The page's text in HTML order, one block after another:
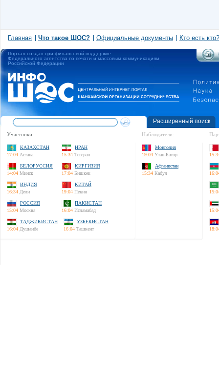
Главная Что такое ШОС? Официальные документы Кто есть кто?
Портал создан при финансовой поддержке
Федерального агентства по печати и массовым коммуникациям
Российской Федерации
Расширенный поиск
Участники:
КАЗАХСТАН
17:04 Астана
ИРАН
15:34 Тегеран
БЕЛОРУССИЯ
14:04 Минск
КИРГИЗИЯ
17:04 Бишкек
ИНДИЯ
16:34 Дели
КИТАЙ
19:04 Пекин
РОССИЯ
15:04 Москва
ПАКИСТАН
16:04 Исламабад
ТАДЖИКИСТАН
16:04 Душанбе
УЗБЕКИСТАН
16:04 Ташкент
Наблюдатели:
Монголия
19:04 Улан-Батор
Афганистан
15:34 Кабул